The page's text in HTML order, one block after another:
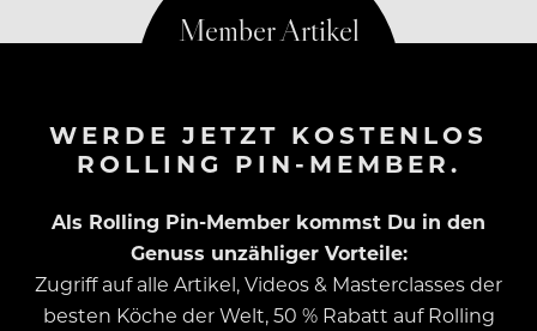
WERDE JETZT KOSTENLOS
ROLLING PIN-MEMBER.
Als Rolling Pin-Member kommst Du in den
Genuss unzähliger Vorteile:
Zugriff auf alle Artikel, Videos & Masterclasses der
besten Köche der Welt, 50 % Rabatt auf Rolling